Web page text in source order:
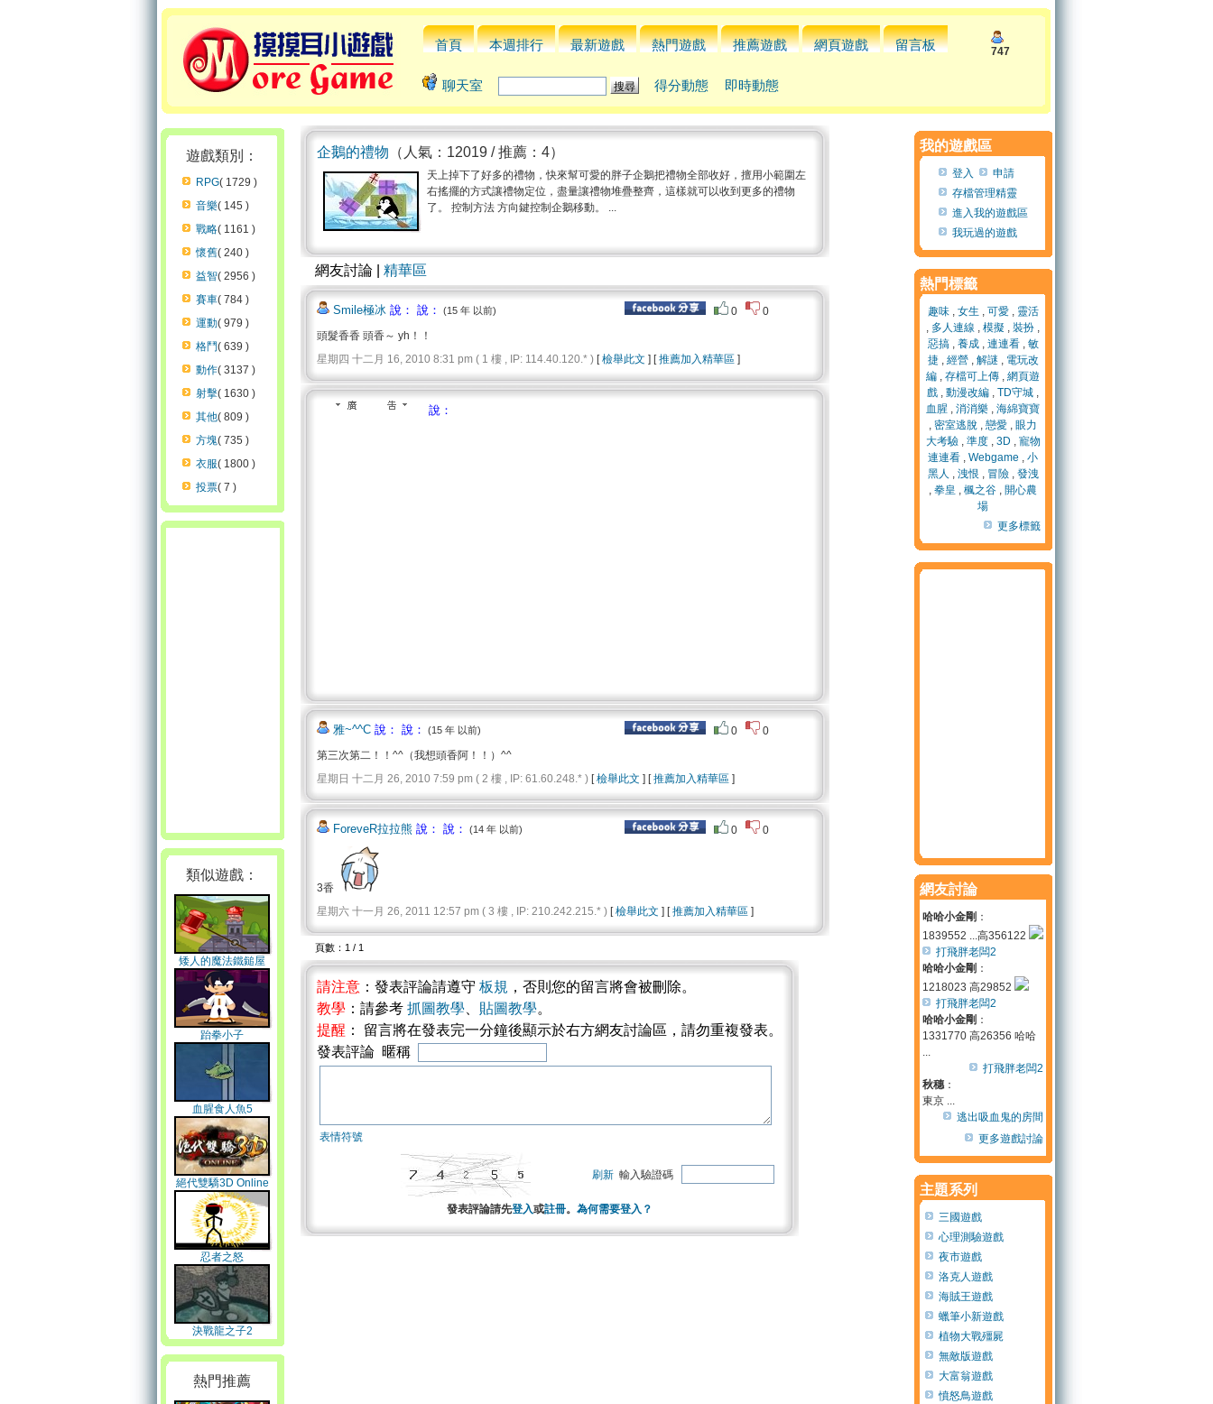
首頁 本週排行 最新遊戲 熱門遊戲 推薦遊戲 網頁遊戲 留言板 747
聊天室 得分動態 即時動態
遊戲類別：
RPG( 1729 )
音樂( 145 )
戰略( 1161 )
懷舊( 240 )
益智( 2956 )
賽車( 784 )
運動( 979 )
格鬥( 639 )
動作( 3137 )
射擊( 1630 )
其他( 809 )
方塊( 735 )
衣服( 1800 )
投票( 7 )
類似遊戲：
矮人的魔法鐵鎚屋
跆拳小子
血腥食人魚5
絕代雙驕3D Online
忍者之怒
決戰龍之子2
熱門推薦
企鵝的禮物 （人氣：12019 / 推薦：4）
天上掉下了好多的禮物，快來幫可愛的胖子企鵝把禮物全部收好，擅用小範圍左
右搖擺的方式讓禮物定位，盡量讓禮物堆疊整齊，這樣就可以收到更多的禮物
了。 控制方法 方向鍵控制企鵝移動。 ...
網友討論 | 精華區
Smile極冰 說： 說： (15 年 以前) 0
0
頭髮香香 頭香～ yh！！
星期四 十二月 16, 2010 8:31 pm ( 1 樓 , IP: 114.40.120.* ) [檢舉此文 ] [推薦加入精華區 ]
說：
雅~^^C 說： 說： (15 年 以前) 0
0
第三次第二！！^^（我想頭香阿！！）^^
星期日 十二月 26, 2010 7:59 pm ( 2 樓 , IP: 61.60.248.* ) [檢舉此文 ] [推薦加入精華區 ]
ForeveR拉拉熊 說： 說： (14 年 以前) 0 0
3香
星期六 十一月 26, 2011 12:57 pm ( 3 樓 , IP: 210.242.215.* ) [檢舉此文 ] [推薦加入精華區 ]
頁數：1 / 1
請注意 ：發表評論請遵守 板規 ，否則您的留言將會被刪除。
教學 ：請參考 抓圖教學 貼圖教學。
提醒 ： 留言將在發表完一分鐘後顯示於右方網友討論區，請勿重複發表。
發表評論 暱稱
表情符號
刷新 輸入驗證碼
發表評論請先登入或註冊。 為何需要登入？
我的遊戲區
登入
申請
存檔管理精靈
進入我的遊戲區
我玩過的遊戲
熱門標籤
趣味, 女生 , 可愛, 靈活
, 多人連線 , 模擬 , 裝扮 ,
惡搞, 養成, 連連看, 敏
捷, 經營, 解謎 , 電玩改
編 , 存檔可上傳 , 網頁遊
戲 , 動漫改編 , TD守城 ,
血腥 , 消消樂 , 海綿寶寶
, 密室逃脫 , 戀愛 , 眼力
大考驗, 準度, 3D , 寵物
連連看 , Webgame , 小
黑人 , 洩恨 , 冒險, 發洩
, 拳皇 , 楓之谷 , 開心農
場
更多標籤
網友討論
哈哈小金剛 ：
1839552 ...高356122
打飛胖老闆2
哈哈小金剛 ：
1218023 高29852
打飛胖老闆2
哈哈小金剛 ：
1331770 高26356 哈哈
...
打飛胖老闆2
秋穗：
東京 ...
逃出吸血鬼的房間
更多遊戲討論
主題系列
三國遊戲
心理測驗遊戲
夜市遊戲
洛克人遊戲
海賊王遊戲
蠟筆小新遊戲
植物大戰殭屍
無敵版遊戲
大富翁遊戲
憤怒鳥遊戲